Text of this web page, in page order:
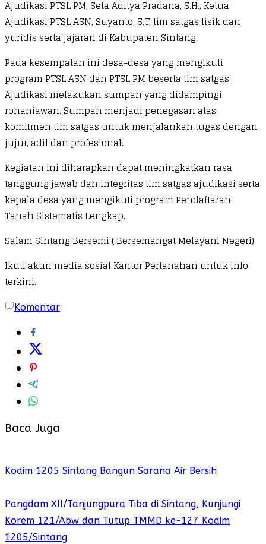
Ajudikasi PTSL PM, Seta Aditya Pradana, S.H., Ketua
Ajudikasi PTSL ASN, Suyanto, S.T, tim satgas fisik dan
yuridis serta jajaran di Kabupaten Sintang.
Pada kesempatan ini desa-desa yang mengikuti
program PTSL ASN dan PTSL PM beserta tim satgas
Ajudikasi melakukan sumpah yang didampingi
rohaniawan. Sumpah menjadi penegasan atas
komitmen tim satgas untuk menjalankan tugas dengan
jujur, adil dan profesional.
Kegiatan ini diharapkan dapat meningkatkan rasa
tanggung jawab dan integritas tim satgas ajudikasi serta
kepala desa yang mengikuti program Pendaftaran
Tanah Sistematis Lengkap.
Salam Sintang Bersemi ( Bersemangat Melayani Negeri)
Ikuti akun media sosial Kantor Pertanahan untuk info
terkini.
Komentar
Baca Juga
Kodim 1205 Sintang Bangun Sarana Air Bersih
Pangdam XII/Tanjungpura Tiba di Sintang, Kunjungi
Korem 121/Abw dan Tutup TMMD ke-127 Kodim
1205/Sintang